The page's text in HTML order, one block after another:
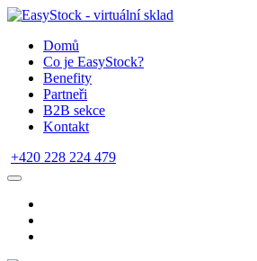
Domů
Co je EasyStock?
Benefity
Partneři
B2B sekce
Kontakt
+420 228 224 479